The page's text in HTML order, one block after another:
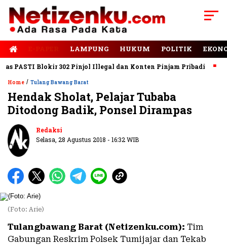
LAMPUNG HUKUM POLITIK
Blokir 302 Pinjol Illegal dan Konten Pinjam Pribadi
Home / Tulang Bawang Barat
Hendak Sholat, Pelajar Tubaba
Ditodong Badik, Ponsel Dirampas
Redaksi
Selasa, 28 Agustus 2018 - 16:32 WIB
(Foto: Arie)
Tulangbawang Barat (Netizenku.com): Tim
Gabungan Reskrim Polsek Tumijajar dan Tekab